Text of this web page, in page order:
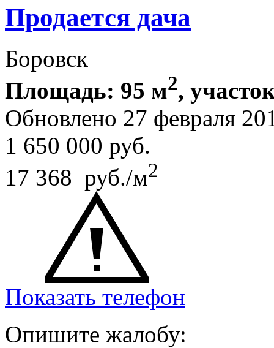
Продается дача
Боровск
Площадь: 95 м2,
Обновлено 27 февраля
1 650 000 руб.
17 368 руб./м2
Показать телефон
Опишите жалобу: